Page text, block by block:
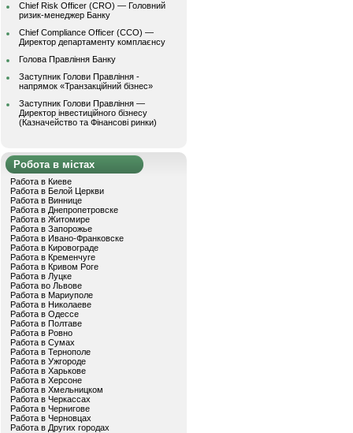
Chief Risk Officer (CRO) — Головний
ризик-менеджер Банку
Chief Compliance Officer (CCO) —
Директор департаменту комплаєнсу
Голова Правління Банку
Заступник Голови Правління -
напрямок «Транзакційний бізнес»
Заступник Голови Правління —
Директор інвестиційного бізнесу
(Казначейство та Фінансові ринки)
Робота в містах
Работа в Киеве
Работа в Белой Церкви
Работа в Виннице
Работа в Днепропетровске
Работа в Житомире
Работа в Запорожье
Работа в Ивано-Франковске
Работа в Кировограде
Работа в Кременчуге
Работа в Кривом Роге
Работа в Луцке
Работа во Львове
Работа в Мариуполе
Работа в Николаеве
Работа в Одессе
Работа в Полтаве
Работа в Ровно
Работа в Сумах
Работа в Тернополе
Работа в Ужгороде
Работа в Харькове
Работа в Херсоне
Работа в Хмельницком
Работа в Черкассах
Работа в Чернигове
Работа в Черновцах
Работа в Других городах